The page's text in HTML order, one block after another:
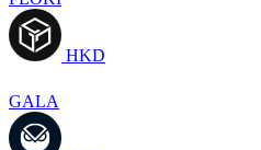
HKD
GALA